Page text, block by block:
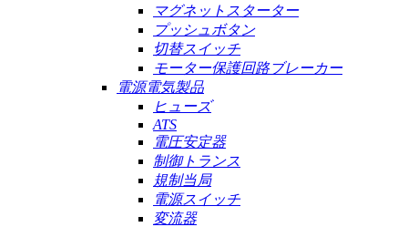
マグネットスターター
プッシュボタン
切替スイッチ
モーター保護回路ブレーカー
電源電気製品
ヒューズ
ATS
電圧安定器
制御トランス
規制当局
電源スイッチ
変流器